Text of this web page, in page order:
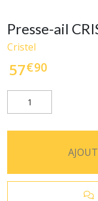
Presse-ail
Cristel
57€90